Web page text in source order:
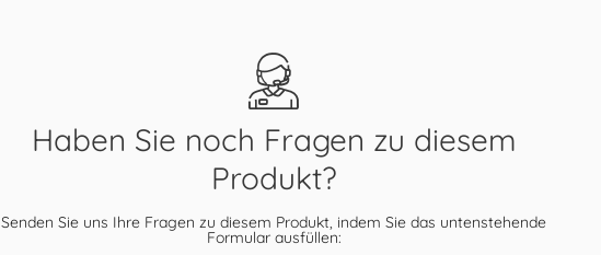
Haben Sie noch Fragen zu diesem
Produkt?
Senden Sie uns Ihre Fragen zu diesem Produkt, indem Sie das untenstehende
Formular ausfüllen: